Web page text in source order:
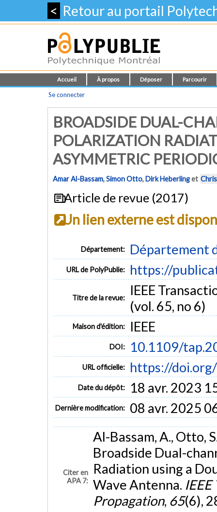
< Retour au portail
Accueil À propos Déposer Parcourir
Se connecter
BROADSIDE DUAL-
POLARIZATION
ASYMMETRIC
Amar Al-Bassam,Simon Otto,Dirk Heberlinget
Article de revue (2017)
Un lien externe est
Département: Département
URL de PolyPublie: https://
Titre de la revue:
IEEE
(vol. 65, no 6)
Maison d'édition: IEEE
DOI: 10.1109/
URL officielle: https://
Date du dépôt: 18 avr. 2023
Dernière modification: 08 avr. 2025
Citer en
APA 7:
Al-Bassam, A., Otto,
Broadside Dual-
Radiation using a
Wave Antenna.
Propagation, 65(6),